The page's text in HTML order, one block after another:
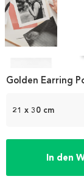
1
21 x 30 cm
In den
Golden Earring